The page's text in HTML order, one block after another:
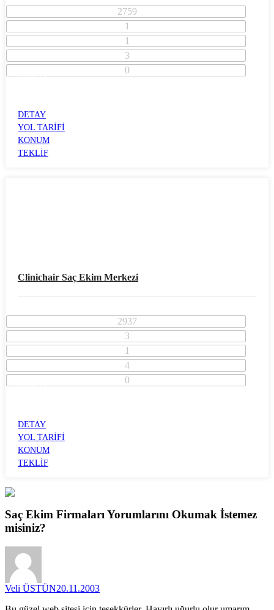
2759
1
1
3
0
İzmir İli
DETAY
YOL TARİFİ
KONUM
TEKLİF
Clinichair Saç Ekim Merkezi
2937
3
1
4
0
İzmir İli
DETAY
YOL TARİFİ
KONUM
TEKLİF
Saç Ekim FirmalarıYorumlarını Okumak İstemez
misiniz?
Veli ÜSTÜN20.11.2003